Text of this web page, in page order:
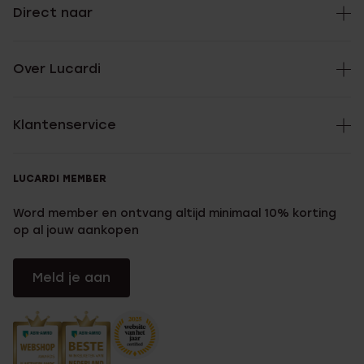
Direct naar
Over Lucardi
Klantenservice
LUCARDI MEMBER
Word member en ontvang altijd minimaal 10% korting
op al jouw aankopen
Meld je aan